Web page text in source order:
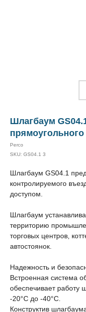
Шлагбаум
Perco
SKU: GS04.1 3
Шлагбаум GS04.1
контролируемого
доступом.
Шлагбаум
территорию
торговых центров,
автостоянок.
Надежность и
Встроенная система
обеспечивает работу
-20°C до -40°C.
Конструктив